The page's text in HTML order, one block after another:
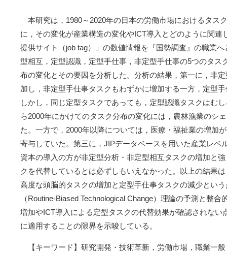
本研究は，1980～2020年の日本の労働市場におけるタス
に，その変化が産業構造の変化やICT導入とどのように関連
提供サイト（job tag）」の数値情報を『国勢調査』の職業
型相互，定型認識，定型手仕事，非定型手仕事の5つのタス
布の変化とその要因を分析した。分析の結果，第一に，非
加し，非定型手仕事タスクもわずかに増加する一方，定型
しかし，同じ定型タスクであっても，定型認識タスクはむ
ら2000年にかけてのタスク分布の変化には，農林漁業のシ
た。一方で，2000年以降については，医療・福祉業の増加
寄与していた。第三に，JIPデータベースを用いた産業レベ
資本の導入の方が非定型分析・非定型相互タスクの増加と
クを代替しているとは必ずしもいえなかった。以上の結果
高度な頭脳的タスクの増加と定型手仕事タスクの減少とい
（Routine-Biased Technological Change）理論の予測と整合
増加やICT導入による定型タスクの代替効果が確認されない
に適用することの限界を示唆している。
【キーワード】研究開発・技術革新，労働市場，職業一般